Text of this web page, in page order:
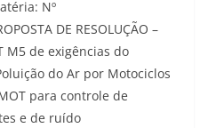
Nº
DE RESOLUÇÃO –
M5 de exigências do
do Ar por Motociclos
para controle de
e de ruído